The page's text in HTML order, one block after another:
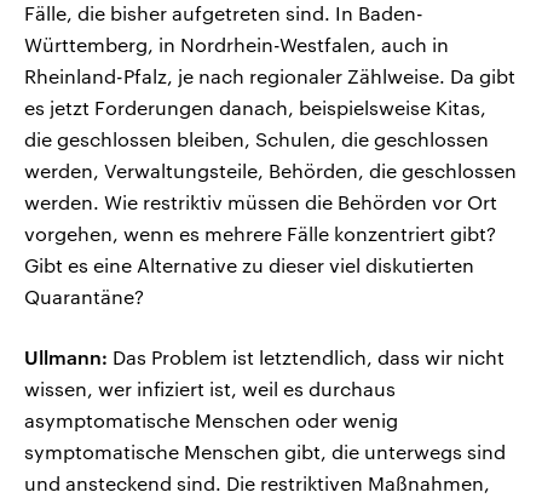
Fälle, die bisher aufgetreten sind. In Baden-
Württemberg, in Nordrhein-Westfalen, auch in
Rheinland-Pfalz, je nach regionaler Zählweise. Da gibt
es jetzt Forderungen danach, beispielsweise Kitas,
die geschlossen bleiben, Schulen, die geschlossen
werden, Verwaltungsteile, Behörden, die geschlossen
werden. Wie restriktiv müssen die Behörden vor Ort
vorgehen, wenn es mehrere Fälle konzentriert gibt?
Gibt es eine Alternative zu dieser viel diskutierten
Quarantäne?
Ullmann: Das Problem ist letztendlich, dass wir nicht
wissen, wer infiziert ist, weil es durchaus
asymptomatische Menschen oder wenig
symptomatische Menschen gibt, die unterwegs sind
und ansteckend sind. Die restriktiven Maßnahmen,